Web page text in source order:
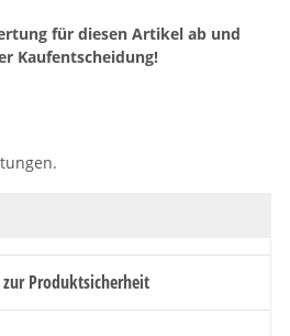
für diesen Artikel ab und
Kaufentscheidung!
Produktsicherheit